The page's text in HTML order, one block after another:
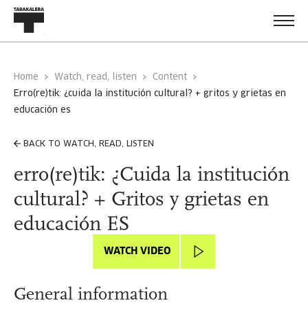
Home Watch, read, listen
Content
erro(re)tik: ¿cuida la institución cultural? + gritos y grietas en
educación es
BACK TO WATCH, READ, LISTEN
erro(re)tik: ¿Cuida la institución
cultural? + Gritos y grietas en
educación ES
WATCH VIDEO
General information